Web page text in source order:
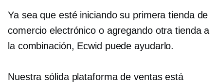
Ya sea que esté iniciando su primera tienda de
comercio electrónico o agregando otra tienda a
la combinación, Ecwid puede ayudarlo.
Nuestra sólida plataforma de ventas está